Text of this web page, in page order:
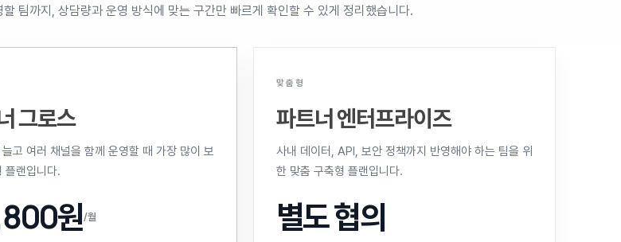
팀까지, 상담량과 운영 방식에 맞는 구간만 빠르게 확인할 수 있게 정리했습니다.
그로스
고 여러 채널을 함께 운영할 때 가장 많이 보
플랜입니다.
원/월
맞춤형
파트너 엔터프라이즈
사내 데이터, API, 보안 정책까지 반영해야 하는 팀을 위
한 맞춤 구축형 플랜입니다.
별도 협의